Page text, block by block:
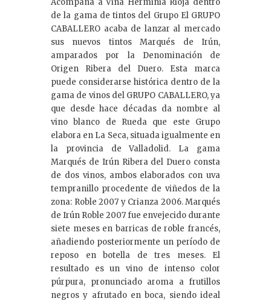
de la gama de tintos del Grupo El GRUPO
CABALLERO acaba de lanzar al mercado
sus nuevos tintos Marqués de Irún,
amparados por la Denominación de
Origen Ribera del Duero. Esta marca
puede considerarse histórica dentro de la
gama de vinos del GRUPO CABALLERO, ya
que desde hace décadas da nombre al
vino blanco de Rueda que este Grupo
elabora en La Seca, situada igualmente en
la provincia de Valladolid. La gama
Marqués de Irún Ribera del Duero consta
de dos vinos, ambos elaborados con uva
tempranillo procedente de viñedos de la
zona: Roble 2007 y Crianza 2006. Marqués
de Irún Roble 2007 fue envejecido durante
siete meses en barricas de roble francés,
añadiendo posteriormente un período de
reposo en botella de tres meses. El
resultado es un vino de intenso color
púrpura, pronunciado aroma a frutillos
negros y afrutado en boca, siendo ideal